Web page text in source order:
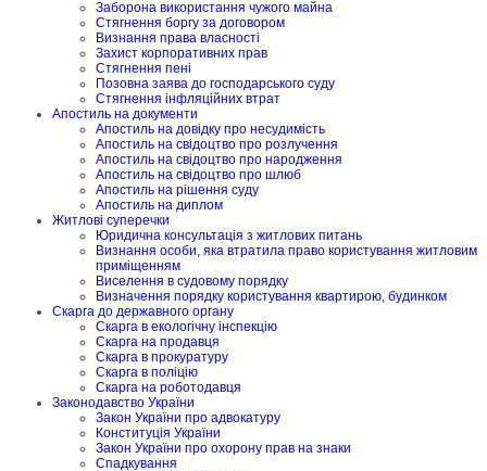
Заборона використання чужого майна
Стягнення боргу за договором
Визнання права власності
Захист корпоративних прав
Стягнення пені
Позовна заява до господарського суду
Стягнення інфляційних втрат
Апостиль на документи
Апостиль на довідку про несудимість
Апостиль на свідоцтво про розлучення
Апостиль на свідоцтво про народження
Апостиль на свідоцтво про шлюб
Апостиль на рішення суду
Апостиль на диплом
Житлові суперечки
Юридична консультація з житлових питань
Визнання особи, яка втратила право користування житловим
приміщенням
Виселення в судовому порядку
Визначення порядку користування квартирою, будинком
Скарга до державного органу
Скарга в екологічну інспекцію
Скарга на продавця
Скарга в прокуратуру
Скарга в поліцію
Скарга на роботодавця
Законодавство України
Закон України про адвокатуру
Конституція України
Закон України про охорону прав на знаки
Спадкування